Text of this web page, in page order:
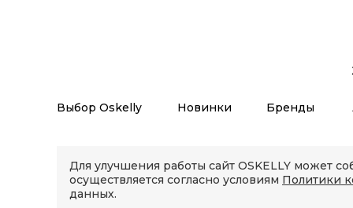
Выбор Oskelly Новинки Бренды
Для улучшения работы сайт OSKELLY может
осуществляется согласно условиям Политики
данных.